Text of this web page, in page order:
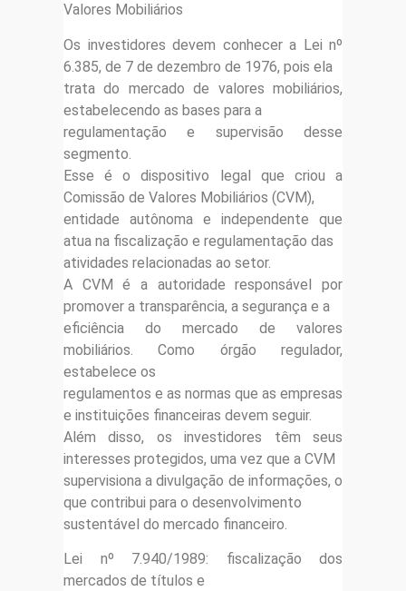
Valores Mobiliários
Os investidores devem conhecer a Lei nº
6.385, de 7 de dezembro de 1976, pois ela
trata do mercado de valores mobiliários,
estabelecendo as bases para a
regulamentação e supervisão desse
segmento.
Esse é o dispositivo legal que criou a
Comissão de Valores Mobiliários (CVM),
entidade autônoma e independente que
atua na fiscalização e regulamentação das
atividades relacionadas ao setor.
A CVM é a autoridade responsável por
promover a transparência, a segurança e a
eficiência do mercado de valores
mobiliários. Como órgão regulador,
estabelece os
regulamentos e as normas que as empresas
e instituições financeiras devem seguir.
Além disso, os investidores têm seus
interesses protegidos, uma vez que a CVM
supervisiona a divulgação de informações, o
que contribui para o desenvolvimento
sustentável do mercado financeiro.
Lei nº 7.940/1989: fiscalização dos
mercados de títulos e